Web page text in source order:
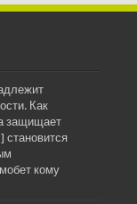
Как
защищает
становится
кому